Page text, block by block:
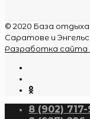
© 2020 База
Саратове и
Разработка
8 (902)